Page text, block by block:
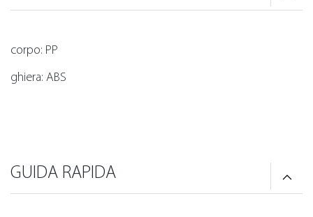
corpo: PP
ghiera: ABS
GUIDA RAPIDA